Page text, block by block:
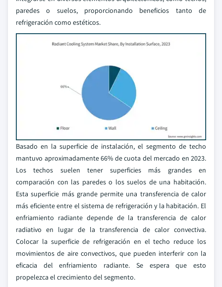
paredes o suelos, proporcionando beneficios tanto de
refrigeración como estéticos.
Basado en la superficie de instalación, el segmento de techo
mantuvo aproximadamente 66% de cuota del mercado en 2023.
Los techos suelen tener superficies más grandes en
comparación con las paredes o los suelos de una habitación.
Esta superficie más grande permite una transferencia de calor
más eficiente entre el sistema de refrigeración y la habitación. El
enfriamiento radiante depende de la transferencia de calor
radiativo en lugar de la transferencia de calor convectiva.
Colocar la superficie de refrigeración en el techo reduce los
movimientos de aire convectivos, que pueden interferir con la
eficacia del enfriamiento radiante. Se espera que esto
propelezca el crecimiento del segmento.